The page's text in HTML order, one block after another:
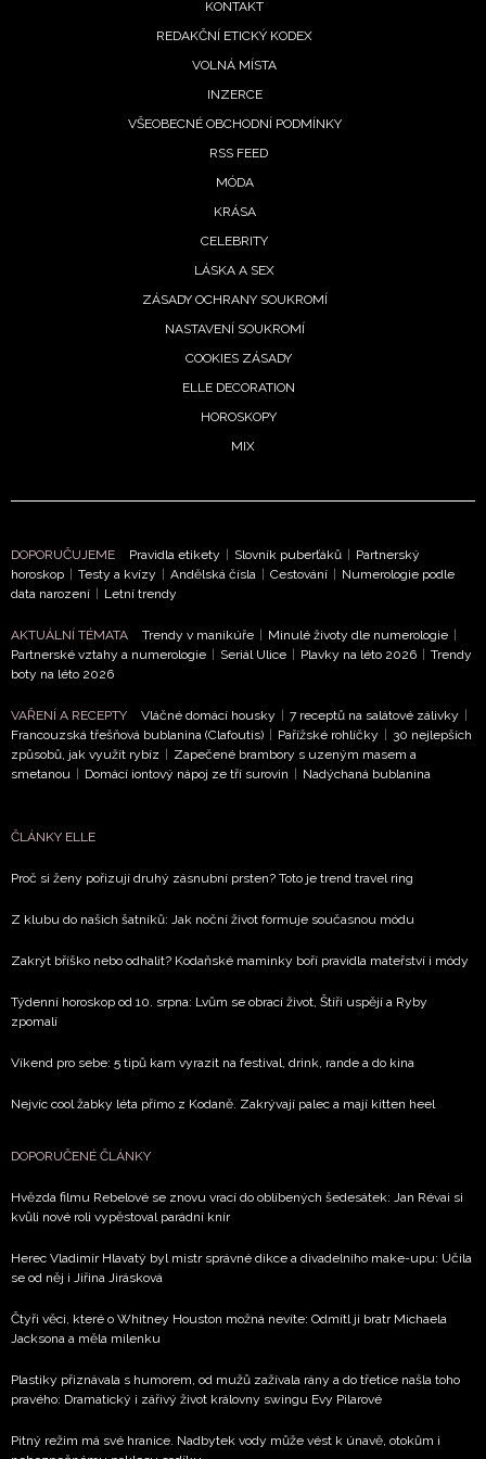
KONTAKT
REDAKČNÍ ETICKÝ KODEX
VOLNÁ MÍSTA
INZERCE
VŠEOBECNÉ OBCHODNÍ PODMÍNKY
RSS FEED
MÓDA
KRÁSA
CELEBRITY
LÁSKA A SEX
ZÁSADY OCHRANY SOUKROMÍ
NASTAVENÍ SOUKROMÍ
COOKIES ZÁSADY
ELLE DECORATION
HOROSKOPY
MIX
DOPORUČUJEME Pravidla etikety | Slovník puberťáků | Partnerský
horoskop | Testy a kvízy | Andělská čísla | Cestování | Numerologie podle
data narození | Letní trendy
AKTUÁLNÍ TÉMATA Trendy v manikúře | Minulé životy dle numerologie |
Partnerské vztahy a numerologie | Seriál Ulice | Plavky na léto 2026 | Trendy
boty na léto 2026
VAŘENÍ A RECEPTY Vláčné domácí housky | 7 receptů na salátové zálivky |
Francouzská třešňová bublanina (Clafoutis) | Pařížské rohlíčky | 30 nejlepších
způsobů, jak využít rybíz | Zapečené brambory s uzeným masem a
smetanou | Domácí iontový nápoj ze tří surovin | Nadýchaná bublanina
ČLÁNKY ELLE
Proč si ženy pořizují druhý zásnubní prsten? Toto je trend travel ring
Z klubu do našich šatníků: Jak noční život formuje současnou módu
Zakrýt bříško nebo odhalit? Kodaňské maminky boří pravidla mateřství i módy
Týdenní horoskop od 10. srpna: Lvům se obrací život, Štíři uspějí a Ryby
zpomalí
Víkend pro sebe: 5 tipů kam vyrazit na festival, drink, rande a do kina
Nejvíc cool žabky léta přímo z Kodaně. Zakrývají palec a mají kitten heel
DOPORUČENÉ ČLÁNKY
Hvězda filmu Rebelové se znovu vrací do oblíbených šedesátek: Jan Révai si
kvůli nové roli vypěstoval parádní knír
Herec Vladimír Hlavatý byl mistr správné dikce a divadelního make-upu: Učila
se od něj i Jiřina Jirásková
Čtyři věci, které o Whitney Houston možná nevíte: Odmítl ji bratr Michaela
Jacksona a měla milenku
Plastiky přiznávala s humorem, od mužů zažívala rány a do třetice našla toho
pravého: Dramatický i zářivý život královny swingu Evy Pilarové
Pitný režim má své hranice. Nadbytek vody může vést k únavě, otokům i